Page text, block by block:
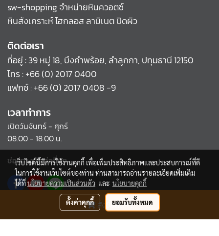
สั่งซื้อสินค้า
sw-shopping จำหน่ายหินควอตช์
หินสังเคราะห์ ไฮกลอส ลามิเนต ปิดผิว
ติดต่อเรา
ที่อยู่ : 39 หมู่ 18, บึงคำพร้อย, ลำลูกกา, ปทุมธานี 12150
โทร :+66 (0) 2017 0400
แฟกซ์ : +66 (0) 2017 0408 -9
เวลาทำการ
เปิดวันจันทร์ - ศุกร์
08.00 - 18.00 น.
ช่องทางติดต่ออื่นๆ
เว็บไซต์นี้มีการใช้งานคุกกี้ เพื่อเพิ่มประสิทธิภาพและประสบการณ์ที่ดี
ในการใช้งานเว็บไซต์ของท่าน ท่านสามารถอ่านรายละเอียดเพิ่มเติม
ได้ที่นโยบายความเป็นส่วนตัว และ นโยบายคุกกี้
ตั้งค่าคุกกี้ ยอมรับทั้งหมด